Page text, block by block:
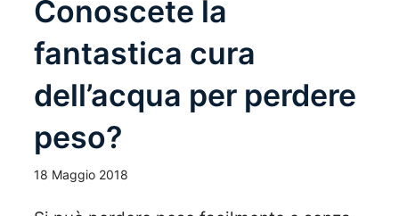
Conoscete la
fantastica cura
dell’acqua per perdere
peso?
18 Maggio 2018